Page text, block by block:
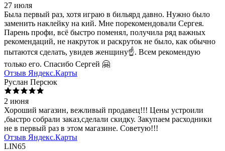
27 июля
Была первый раз, хотя играю в бильярд давно. Нужно было
заменить наклейку на кий. Мне порекомендовали Сергея.
Парень профи, всё быстро поменял, получила ряд важных
рекомендаций, не накруток и раскруток не было, как обычно
пытаются сделать, увидев женщину☝️. Всем рекомендую
только его. Спасибо Сергей 🤗
Отзыв Яндекс.Карты
Руслан Персюк
2 июня
Хороший магазин, вежливый продавец!!! Цены устроили
,быстро собрали заказ,сделали скидку. Закупаем расходники
не в первый раз в этом магазине. Советую!!!
Отзыв Яндекс.Карты
LIN65